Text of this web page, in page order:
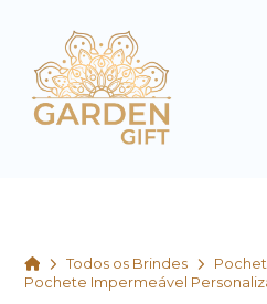
HomeTodos os Brindes
Pochete Impermeável
Garden
online